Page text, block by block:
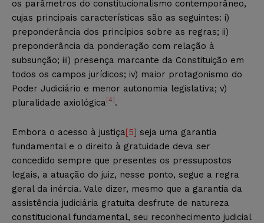
os parâmetros do constitucionalismo contemporâneo,
cujas principais características são as seguintes: i)
preponderância dos princípios sobre as regras; ii)
preponderância da ponderação com relação à
subsunção; iii) presença marcante da Constituição em
todos os campos jurídicos; iv) maior protagonismo do
Poder Judiciário e menor autonomia legislativa; v)
pluralidade axiológica [4] .
Embora o acesso à justiça[5] seja uma garantia
fundamental e o direito à gratuidade deva ser
concedido sempre que presentes os pressupostos
legais, a atuação do juiz, nesse ponto, segue a regra
geral da inércia. Vale dizer, mesmo que a garantia da
assistência judiciária gratuita desfrute de natureza
constitucional fundamental, seu reconhecimento judicial